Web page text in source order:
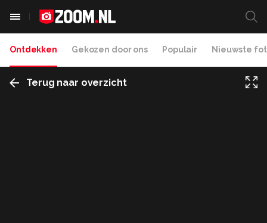
Ontdekken Gekozen door ons Populair Nieuwste
Terug naar overzicht